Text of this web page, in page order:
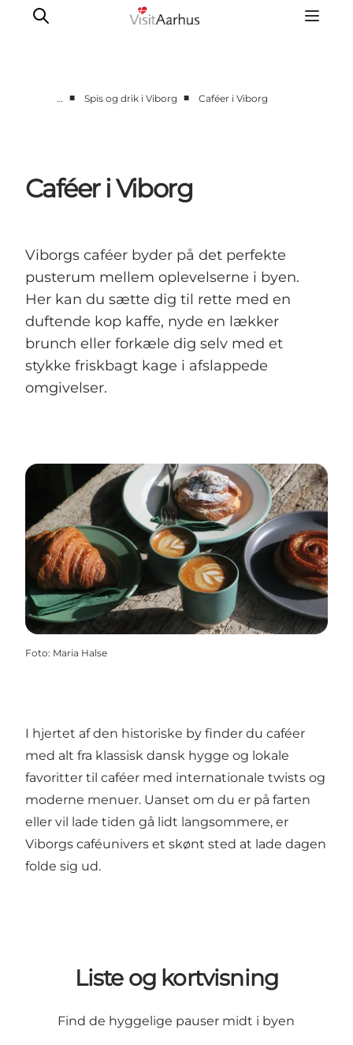
Djursland
Randers
Viborg
Favrskov
… ■ Spis og drik i Viborg ■ Caféer i Viborg
Caféer i Viborg
Viborgs caféer byder på det perfekte
pusterum mellem oplevelserne i byen.
Her kan du sætte dig til rette med en
duftende kop kaffe, nyde en lækker
brunch eller forkæle dig selv med et
stykke friskbagt kage i afslappede
omgivelser.
Foto: Maria Halse
I hjertet af den historiske by finder du caféer
med alt fra klassisk dansk hygge og lokale
favoritter til caféer med internationale twists og
moderne menuer. Uanset om du er på farten
eller vil lade tiden gå lidt langsommere, er
Viborgs caféunivers et skønt sted at lade dagen
folde sig ud.
Liste og kortvisning
Find de hyggelige pauser midt i byen